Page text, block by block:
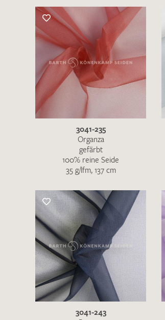
3041-235
Organza
gefärbt
100% reine Seide
35 g/lfm, 137 cm
3041-243